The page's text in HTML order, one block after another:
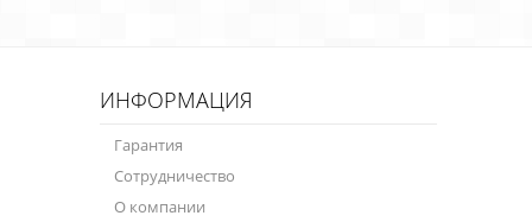
ИНФОРМАЦИЯ
Гарантия
Сотрудничество
О компании